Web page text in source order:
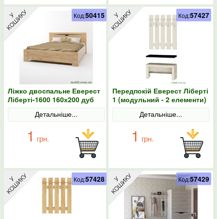
Ліжко двоспальне Еверест
Ліберті-1600 160х200 дуб
крафт золотий
Детальніше...
1 грн.
Код:50415
Передпокій Еверест Ліберті
1 (модульний - 2 елементи)
дуб крафт білий
Детальніше...
1 грн.
Код:57427
Код:57428 Код:57429